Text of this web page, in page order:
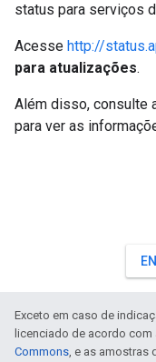
status para serviços
Acesse http://
para atualizações.
Além disso, consulte
para ver as
Exceto em caso de
licenciado de acordo com
Commons, e as amostras